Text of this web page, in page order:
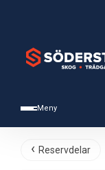
Meny
Reservdelar